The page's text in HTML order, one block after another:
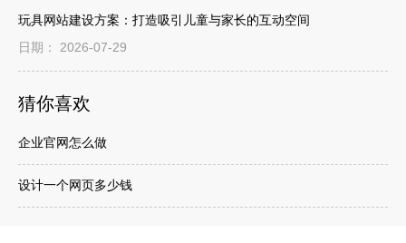
玩具网站建设方案：打造吸引儿童与家长的互动空间
日期： 2026-07-29
猜你喜欢
企业官网怎么做
设计一个网页多少钱